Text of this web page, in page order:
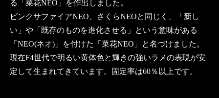
る「菜花NEO」を作出しました。
ピンクサファイアNEO、さくらNEOと同じく、「新し
い」や「既存のものを進化させる」という意味がある
「NEO(ネオ)」を付けた「菜花NEO」と名づけました。
現在F4世代で明るい黄体色と輝きの強いラメの表現が安
定して生まれてきています。固定率は60％以上です。